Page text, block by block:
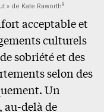
» de Kate Raworth9
acceptable et
culturels
sobriété et des
selon des
Un
au-delà de